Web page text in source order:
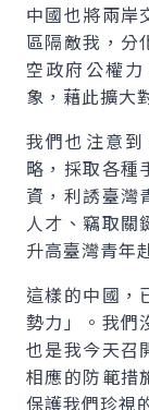
中國也將兩岸
區隔敵我，分
空政府公權
象，藉此擴大
我們也注意
略，採取各種
資，利誘臺灣
人才、竊取關
升高臺灣青年
這樣的中國，
勢力」。我們
也是我今天召
相應的防範措
保護我們珍視